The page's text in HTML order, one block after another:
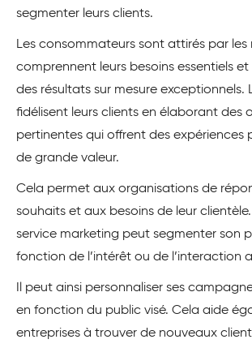
segmenter leurs clients.
Les consommateurs sont attirés par les
comprennent leurs besoins essentiels
des résultats sur mesure exceptionnels.
fidélisent leurs clients en élaborant des
pertinentes qui offrent des expériences
de grande valeur.
Cela permet aux organisations de
souhaits et aux besoins de leur
service marketing peut segmenter son
fonction de l’intérêt ou de l’interaction
Il peut ainsi personnaliser ses
en fonction du public visé. Cela aide
entreprises à trouver de nouveaux